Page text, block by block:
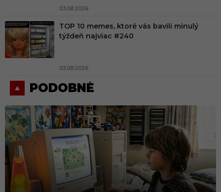
03.08.2026
TOP 10 memes, ktoré vás bavili minulý
týždeň najviac #240
03.08.2026
PODOBNÉ